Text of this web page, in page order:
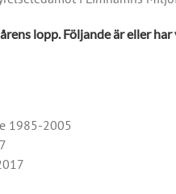
lopp. Följande är eller
1985-2005